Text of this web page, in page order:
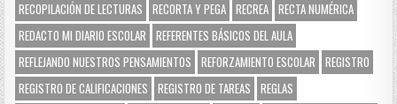
RECOPILACIÓN DE LECTURAS
RECORTA Y PEGA RECREA RECTA NUMÉRICA
REDACTO MI DIARIO ESCOLAR
REFERENTES BÁSICOS DEL AULA
REFLEJANDO NUESTROS PENSAMIENTOS
REFORZAMIENTO ESCOLAR
REGISTRO
REGISTRO DE CALIFICACIONES
REGISTRO DE TAREAS
REGLAS